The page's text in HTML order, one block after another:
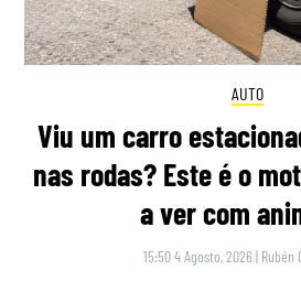
AUTO
Viu um carro
nas rodas? Este é o
a ver com
15:50 4 Agosto, 2026 | Rubén